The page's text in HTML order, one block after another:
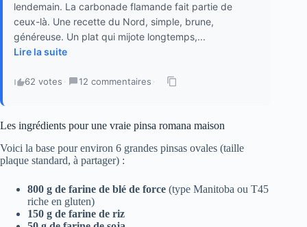
lendemain. La carbonade flamande fait partie de
ceux-là. Une recette du Nord, simple, brune,
généreuse. Un plat qui mijote longtemps,...
Lire la suite
62 votes · 12 commentaires ·
Les ingrédients pour une vraie pinsa romana maison
Voici la base pour environ 6 grandes pinsas ovales (taille
plaque standard, à partager) :
800 g de farine de blé de force (type Manitoba ou T45
riche en gluten)
150 g de farine de riz